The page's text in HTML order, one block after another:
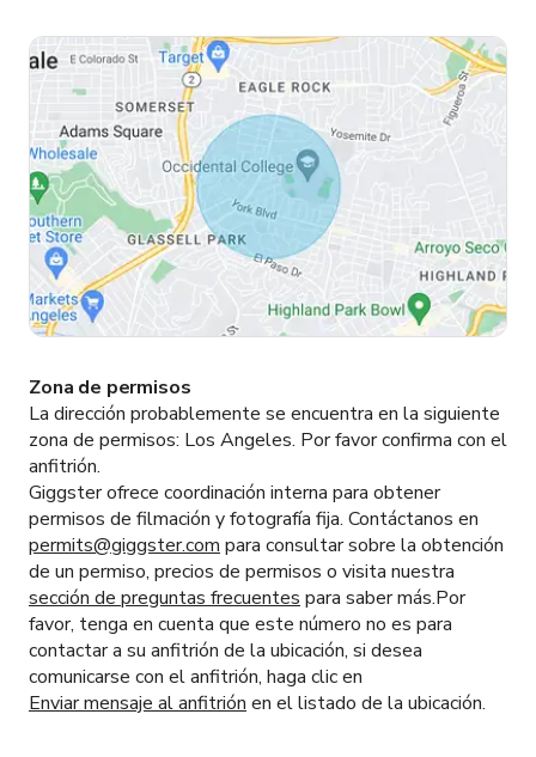
Zona de permisos
La dirección probablemente se encuentra en la siguiente
zona de permisos: Los Angeles. Por favor confirma con el
anfitrión.
Giggster ofrece coordinación interna para obtener
permisos de filmación y fotografía fija. Contáctanos en
permits@giggster.com para consultar sobre la obtención
de un permiso, precios de permisos o visita nuestra
sección de preguntas frecuentes para saber más.Por
favor, tenga en cuenta que este número no es para
contactar a su anfitrión de la ubicación, si desea
comunicarse con el anfitrión, haga clic en
Enviar mensaje al anfitrión en el listado de la ubicación.